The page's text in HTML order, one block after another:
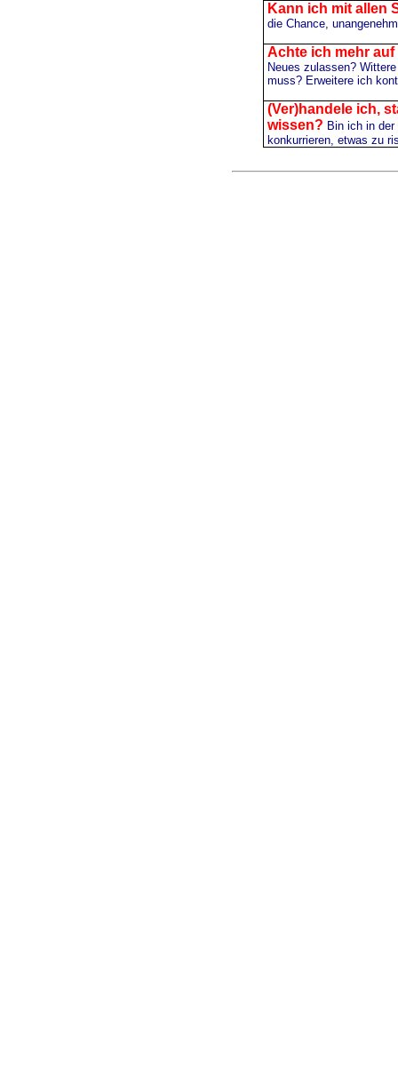
Kann ich mit allen
die Chance,
Achte ich mehr auf
Neues zulassen?
muss? Erweitere ich
(Ver)handele ich,
wissen? Bin ich in
konkurrieren, etwas zu